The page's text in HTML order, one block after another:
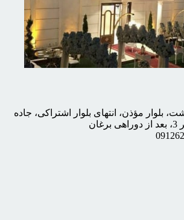
بلوار مؤذن، انتهای بلوار اشتراکی، جاده